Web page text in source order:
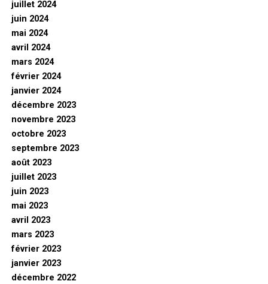
juillet 2024
juin 2024
mai 2024
avril 2024
mars 2024
février 2024
janvier 2024
décembre 2023
novembre 2023
octobre 2023
septembre 2023
août 2023
juillet 2023
juin 2023
mai 2023
avril 2023
mars 2023
février 2023
janvier 2023
décembre 2022